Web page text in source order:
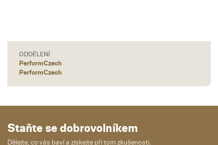
ODDĚLENÍ
PerformCzech
PerformCzech
Staňte se dobrovolníkem
Dělejte, co vás baví a získejte při tom zkušenosti.